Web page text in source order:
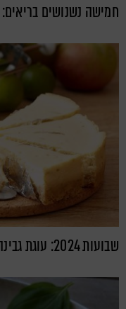
חמישה נשנושים
שבועות 2024: עוגת גבינה אקסטרה חלבון ממכרת